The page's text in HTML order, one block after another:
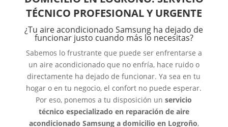
TÉCNICO PROFESIONAL Y URGENTE
¿Tu aire acondicionado Samsung ha dejado de
funcionar justo cuando más lo necesitas?
Sabemos lo frustrante que puede ser enfrentarse a
un aire acondicionado que no enfría, hace ruido o
directamente ha dejado de funcionar. Ya sea en tu
hogar o en tu negocio, el confort no puede esperar.
Por eso, ponemos a tu disposición unservicio
técnico especializado en reparación de aire
acondicionado Samsung a domicilio en Logroño,